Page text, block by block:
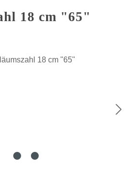
18 cm "65"